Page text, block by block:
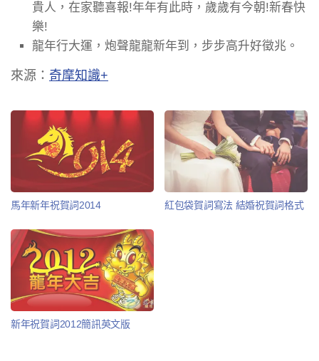
貴人，在家聽喜報!年年有此時，歲歲有今朝!新春快
樂!
龍年行大運，炮聲龍龍新年到，步步高升好徵兆。
來源： 奇摩知識+
馬年新年祝賀詞2014 紅包袋賀詞寫法 結婚祝賀詞格式
新年祝賀詞2012簡訊英文版